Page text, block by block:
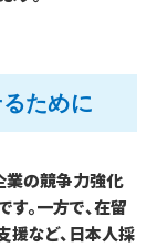
ために
業の競争力強化
。一方で、在留
援など、日本人採